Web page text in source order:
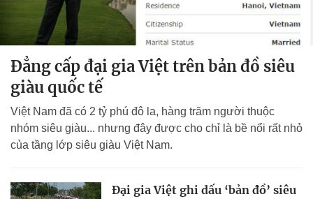
Đẳng cấp đại gia Việt trên bản đồ siêu
giàu quốc tế
Việt Nam đã có 2 tỷ phú đô la, hàng trăm người thuộc
nhóm siêu giàu... nhưng đây được cho chỉ là bề nổi rất nhỏ
của tầng lớp siêu giàu Việt Nam.
Đại gia Việt ghi dấu ‘bản đồ’ siêu